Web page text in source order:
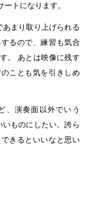
トになります。
まり取り上げられる
るので、練習も気合
。 あとは映像に残す
ことも気を引きしめ
、演奏面以外でいう
ものにしたい。誇ら
きるといいなと思い